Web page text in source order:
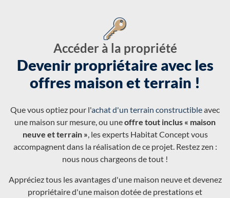
Accéder à la propriété
Devenir propriétaire avec les
offres maison et terrain !
Que vous optiez pour l'achat d'un terrain constructibleavec
une maison sur mesure, ou uneoffre tout inclus « maison
neuve et terrain », les experts Habitat Concept vous
accompagnent dans la réalisation de ce projet. Restez zen :
nous nous chargeons de tout !
Appréciez tous les avantages d'une maison neuve et devenez
propriétaire d'une maison dotée de prestations et